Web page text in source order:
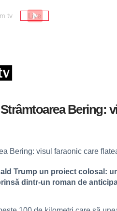
tv Live
Bering:
Trump un proiect colosal:
dintr-un roman de